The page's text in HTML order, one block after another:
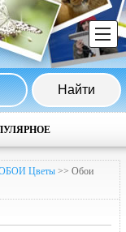
Цветы >> Обои